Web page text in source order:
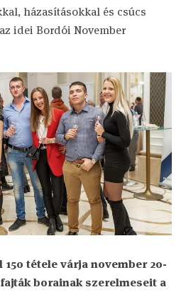
házasításokkal és csúcs
idei Bordói November
tétele várja november 20-
borainak szerelmeseit a